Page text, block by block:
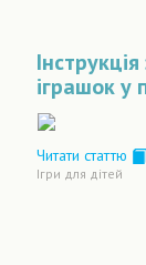
іграшок у
Читати статтю
Ігри для дітей